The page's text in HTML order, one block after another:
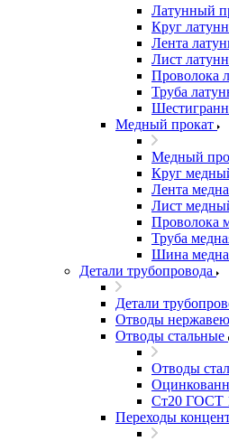
Латунный
Круг
Лента
Лист
Проволока
Труба
Медный прокат
Медный
Круг
Лента
Лист
Проволока
Труба
Шина
Детали трубопровода
Детали
Отводы
Отводы стальные
Отводы
Ст20 ГОСТ
Переходы